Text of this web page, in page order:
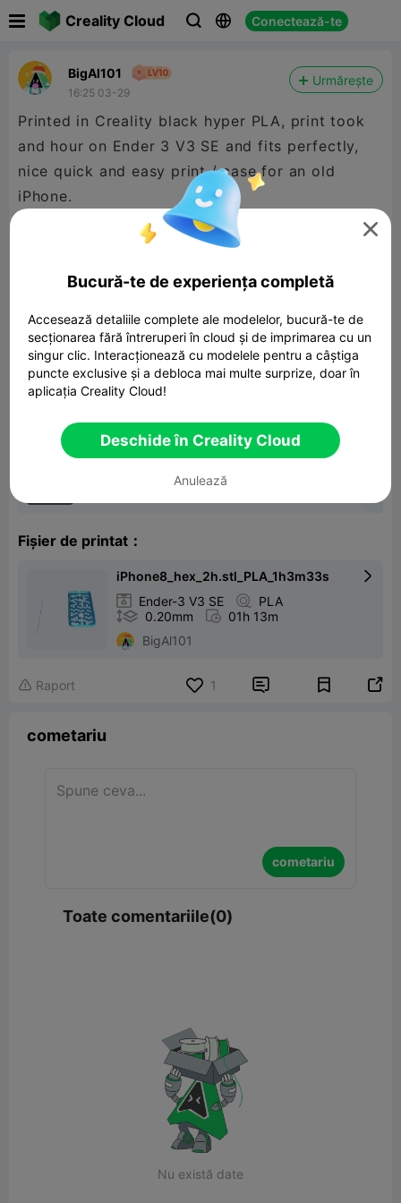
Creality Cloud   Conectează-te
BigAl101
16:25 03-29
Urmărește
Printed in Creality black hyper PLA, print took
and hour on Ender 3 V3 SE and fits perfectly,
nice quick and easy print / case for an old
iPhone.
iPhone 8 case with hexagons
Fișier de printat：
iPhone8_hex_2h.stl_PLA_1h3m33s 
 Ender-3 V3 SE  PLA
 0.20mm  01h 13m
BigAl101
 Raport 1  
cometariu
cometariu
Toate comentariile(0)
Nu există date

Bucură-te de experiența completă
Accesează detaliile complete ale modelelor, bucură-te de
secționarea fără întreruperi în cloud și de imprimarea cu un
singur clic. Interacționează cu modelele pentru a câștiga
puncte exclusive și a debloca mai multe surprize, doar în
aplicația Creality Cloud!
Deschide în Creality Cloud
Anulează